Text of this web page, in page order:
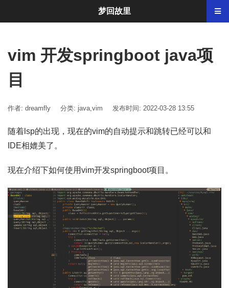
vim 开发springboot java项
目
作者: dreamfly 分类: java,vim 发布时间: 2022-03-28 13:55
随着lsp的出现，现在的vim的自动提示和跳转已经可以和
IDE相媲美了。
现在介绍下如何使用vim开发springboot项目。
梦回故里